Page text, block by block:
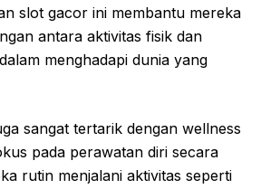
slot gacor ini membantu mereka
antara aktivitas fisik dan
menghadapi dunia yang
sangat tertarik dengan wellness
pada perawatan diri secara
rutin menjalani aktivitas seperti